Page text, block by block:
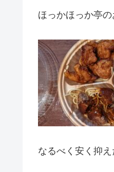
ほっかほっか亭
なるべく安く抑え